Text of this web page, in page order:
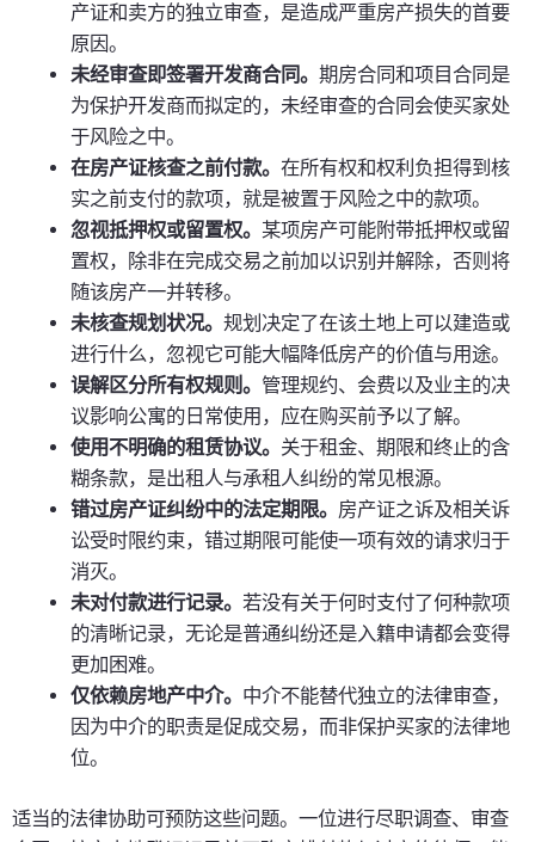
产证和卖方的独立审查，是造成严重房产损失的首要
原因。
未经审查即签署开发商合同。期房合同和项目合同是
为保护开发商而拟定的，未经审查的合同会使买家处
于风险之中。
在房产证核查之前付款。在所有权和权利负担得到核
实之前支付的款项，就是被置于风险之中的款项。
忽视抵押权或留置权。 某项房产可能附带抵押权或留
置权，除非在完成交易之前加以识别并解除，否则将
随该房产一并转移。
未核查规划状况。规划决定了在该土地上可以建造或
进行什么，忽视它可能大幅降低房产的价值与用途。
误解区分所有权规则。 管理规约、会费以及业主的决
议影响公寓的日常使用，应在购买前予以了解。
使用不明确的租赁协议。 关于租金、期限和终止的含
糊条款，是出租人与承租人纠纷的常见根源。
错过房产证纠纷中的法定期限。 房产证之诉及相关诉
讼受时限约束，错过期限可能使一项有效的请求归于
消灭。
未对付款进行记录。若没有关于何时支付了何种款项
的清晰记录，无论是普通纠纷还是入籍申请都会变得
更加困难。
仅依赖房地产中介。 中介不能替代独立的法律审查，
因为中介的职责是促成交易，而非保护买家的法律地
位。
适当的法律协助可预防这些问题。一位进行尽职调查、审查